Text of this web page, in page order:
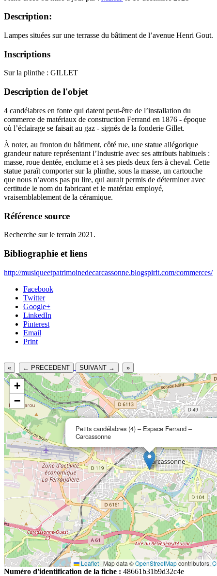
Description:
Lampes situées sur une terrasse du bâtiment de l’avenue Henri Gout.
Inscriptions
Sur la plinthe : GILLET
Description de l'objet
4 candélabres en fonte qui datent peut-être de l’installation du
commerce de matériaux de construction Ferrand en 1876 - époque
où l’éclairage se faisait au gaz - signés de la fonderie Gillet.
À noter, au fronton du bâtiment, côté rue, une statue allégorique
grandeur nature représentant l’Industrie avec ses attributs habituels :
masse, roue dentée, enclume et à ses pieds deux fers à cheval. Cette
statue paraît comporter sur la plinthe, sous la masse, un cartouche
que nous n’avons pas pu lire, qui aurait permis de déterminer avec
certitude le nom du fabricant et le matériau employé,
vraisemblablement de la céramique.
Référence source
Recherche sur le terrain 2021.
Bibliographie et liens
http://musiqueetpatrimoinedecarcassonne.blogspirit.com/commerces/
Facebook
Twitter
Google+
LinkedIn
Pinterest
Email
Print
« ← PRECEDENT SUIVANT → »
Petits candélabres (4) – Espace Ferrand –
Carcassonne
+
−
Leaflet | Map data ©OpenStreetMapcontributors,
Numéro d'identification de la fiche : 48661b31b9d32c4e